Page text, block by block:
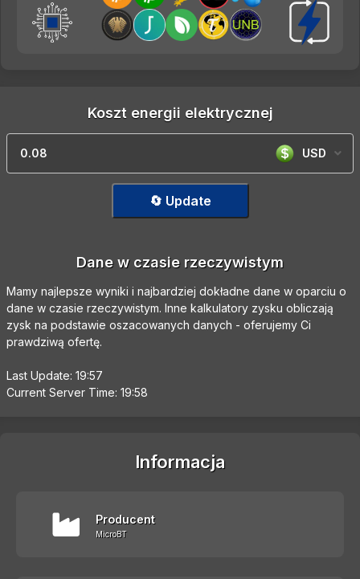
Koszt energii elektrycznej
USD
🔄 Update
Dane w czasie rzeczywistym
Mamy najlepsze wyniki i najbardziej dokładne dane w oparciu o
dane w czasie rzeczywistym. Inne kalkulatory zysku obliczają
zysk na podstawie oszacowanych danych - oferujemy Ci
prawdziwą ofertę.
Last Update: 19:57
Current Server Time: 19:58
Informacja
Producent
MicroBT